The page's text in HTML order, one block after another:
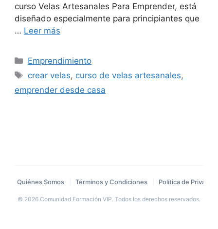
curso Velas Artesanales Para Emprender, está
diseñado especialmente para principiantes que
… Leer más
Categorías
Emprendimiento
Etiquetas
crear velas, curso de velas artesanales,
emprender desde casa
Quiénes Somos Términos y Condiciones Política de
© 2026 Comunidad Formación VIP. Todos los derechos reservados.